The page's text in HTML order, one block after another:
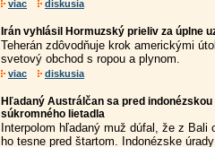
viac diskusia
Irán vyhlásil Hormuzský prieliv za úplne
Teherán zdôvodňuje krok americkými
svetový obchod s ropou a plynom.
viac diskusia
Hľadaný Austrálčan sa pred
súkromného lietadla
Interpolom hľadaný muž dúfal, že z
ho tesne pred štartom. Indonézske